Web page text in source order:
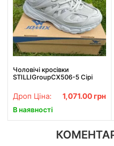
Чоловічі кросівки
STILLIGroupCX506-5 Сірі
Дроп Ціна: 1,071.00 грн
В наявності